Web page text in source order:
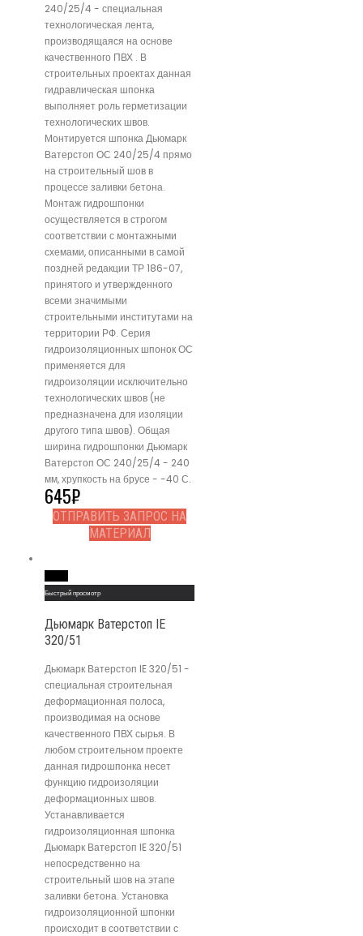
240/25/4 - специальная
технологическая лента,
производящаяся на основе
качественного ПВХ . В
строительных проектах данная
гидравлическая шпонка
выполняет роль герметизации
технологических швов.
Монтируется шпонка Дьюмарк
Ватерстоп ОС 240/25/4 прямо
на строительный шов в
процессе заливки бетона.
Монтаж гидрошпонки
осуществляется в строгом
соответствии с монтажными
схемами, описанными в самой
поздней редакции ТР 186-07,
принятого и утвержденного
всеми значимыми
строительными институтами на
территории РФ. Серия
гидроизоляционных шпонок ОС
применяется для
гидроизоляции исключительно
технологических швов (не
предназначена для изоляции
другого типа швов). Общая
ширина гидрошпонки Дьюмарк
Ватерстоп ОС 240/25/4 - 240
мм, хрупкость на брусе - -40 С.
645₽
ОТПРАВИТЬ ЗАПРОС НА
МАТЕРИАЛ
Быстрый просмотр
Дьюмарк Ватерстоп IE
320/51
Дьюмарк Ватерстоп IE 320/51 -
специальная строительная
деформационная полоса,
производимая на основе
качественного ПВХ сырья. В
любом строительном проекте
данная гидрошпонка несет
функцию гидроизоляции
деформационных швов.
Устанавливается
гидроизоляционная шпонка
Дьюмарк Ватерстоп IE 320/51
непосредственно на
строительный шов на этапе
заливки бетона. Установка
гидроизоляционной шпонки
происходит в соответствии с